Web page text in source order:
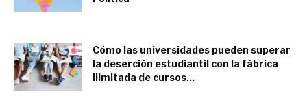
Cómo las universidades pueden superar
la deserción estudiantil con la fábrica
ilimitada de cursos...